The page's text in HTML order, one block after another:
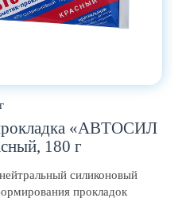
«АВТОСИЛ
180 г
силиконовый
прокладок